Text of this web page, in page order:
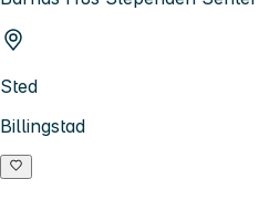
Sted
Billingstad